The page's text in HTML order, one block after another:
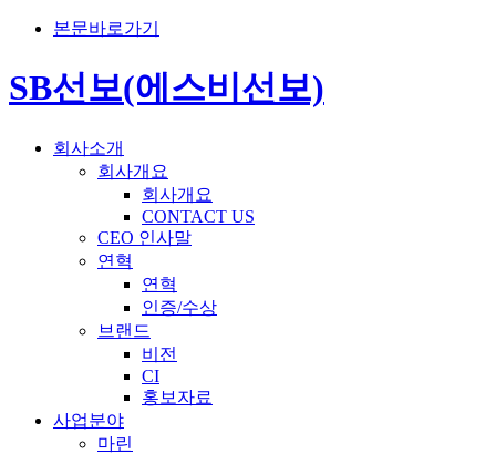
본문바로가기
SB선보(에스비선보)
회사소개
회사개요
회사개요
CONTACT US
CEO 인사말
연혁
연혁
인증/수상
브랜드
비전
CI
홍보자료
사업분야
마린